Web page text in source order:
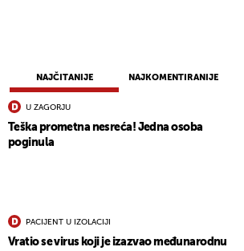
NAJČITANIJE NAJKOMENTIRANIJE
U ZAGORJU
Teška prometna nesreća! Jedna osoba
poginula
PACIJENT U IZOLACIJI
Vratio se virus koji je izazvao međunarodnu